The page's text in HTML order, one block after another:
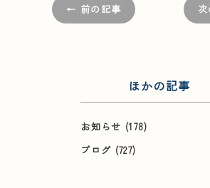
← 前の記事
ほかの記事
お知らせ (178)
ブログ (727)